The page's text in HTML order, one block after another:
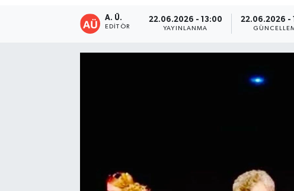
A. Ü.
EDITÖR
22.06.2026 - 13:00
YAYINLANMA
22.06.2026 -